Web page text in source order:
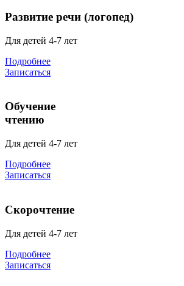
Развитие речи (логопед)
Для детей 4-7 лет
Подробнее
Записаться
Обучение
чтению
Для детей 4-7 лет
Подробнее
Записаться
Скорочтение
Для детей 4-7 лет
Подробнее
Записаться